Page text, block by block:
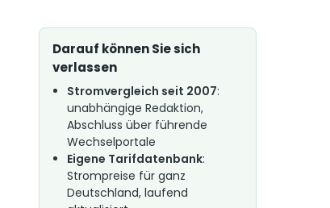
Darauf können Sie sich
verlassen
Stromvergleich seit 2007:
unabhängige Redaktion,
Abschluss über führende
Wechselportale
Eigene Tarifdatenbank:
Strompreise für ganz
Deutschland, laufend